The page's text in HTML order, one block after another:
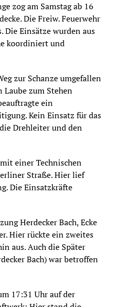
zog am Samstag ab 16
Die Freiw. Feuerwehr
Die Einsätze wurden aus
koordiniert und
zur Schanze umgefallen
zum Stehen
ein
Kein Einsatz für das
Drehleiter und den
einer Technischen
Straße. Hier lief
Die Einsatzkräfte
Herdecker Bach, Ecke
Hier rückte ein zweites
aus. Auch die Später
Bach) war betroffen
17:31 Uhr auf der